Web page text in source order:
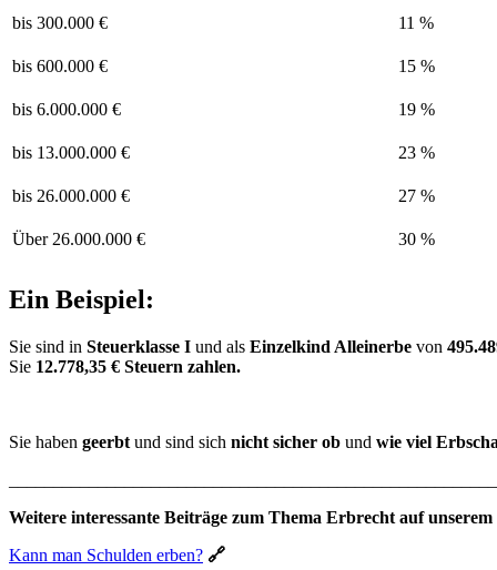
bis 300.000 € 11 %
bis 600.000 € 15 %
bis 6.000.000 € 19 %
bis 13.000.000 € 23 %
bis 26.000.000 € 27 %
Über 26.000.000 € 30 %
Ein Beispiel:
Sie sind in Steuerklasse I und als Einzelkind Alleinerbe von
Sie 12.778,35 € Steuern zahlen.
Sie haben geerbt und sind sich nicht sicher ob und wie viel
Weitere interessante Beiträge zum Thema Erbrecht auf unserem
Kann man Schulden erben? 🔗